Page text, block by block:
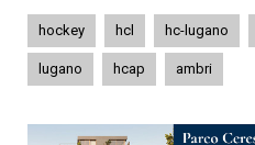
hockey hcl hc-lugano
lugano hcap ambri